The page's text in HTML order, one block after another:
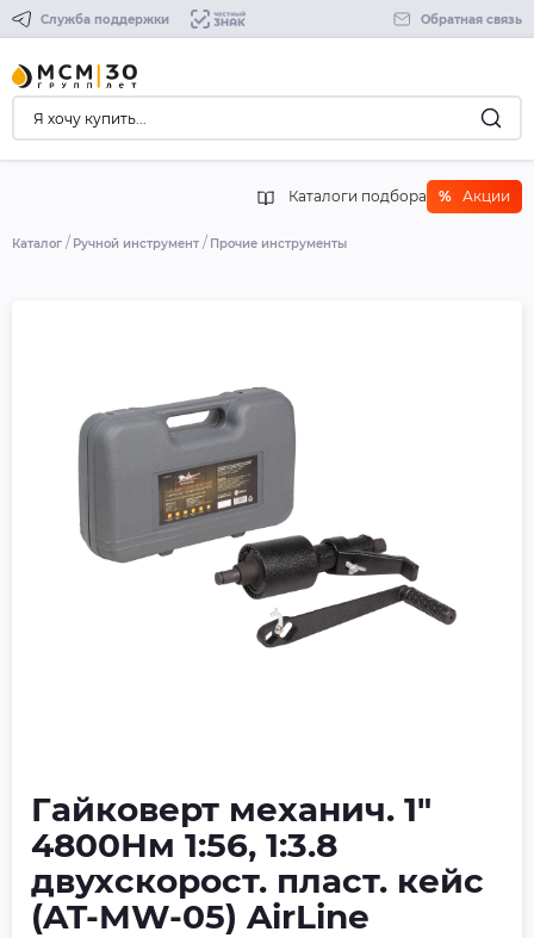
Служба поддержки Обратная связь
Каталоги подбора % Акции
Каталог Ручной инструмент Прочие инструменты
Гайковерт механич. 1"
4800Нм 1:56, 1:3.8
двухскорост. пласт. кейс
(AT-MW-05) AirLine